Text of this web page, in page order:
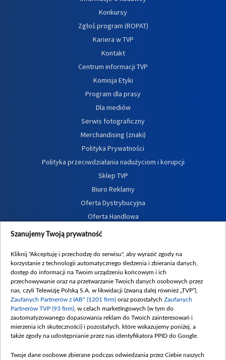
Konkursy
Zgłoś program (ROPAT)
Kariera w TVP
Kontakt
Centrum informacji TVP
Komisja Etyki
Program dla prasy
Dla mediów
Serwis fotograficzny
Merchandising (znaki)
Polityka Prywatności
Polityka przeciwdziałania nadużyciom i korupcji
Sklep TVP
Biuro Reklamy
Oferta Dystrybucyjna
Oferta Handlowa
Dostępność
Procedura zgłoszeń wewnętrznych
Szanujemy Twoją prywatność
Kliknij "Akceptuję i przechodzę do serwisu", aby wyrazić zgody na
korzystanie z technologii automatycznego śledzenia i zbierania danych,
dostęp do informacji na Twoim urządzeniu końcowym i ich
przechowywanie oraz na przetwarzanie Twoich danych osobowych przez
nas, czyli Telewizję Polską S.A. w likwidacji (zwaną dalej również „TVP”),
Zaufanych Partnerów z IAB* (1201 firm) oraz pozostałych Zaufanych
Partnerów TVP (93 firm) , w celach marketingowych (w tym do
zautomatyzowanego dopasowania reklam do Twoich zainteresowań i
mierzenia ich skuteczności) i pozostałych, które wskazujemy poniżej, a
także zgody na udostępnianie przez nas identyfikatora PPID do Google.
Twoje dane osobowe zbierane podczas odwiedzania przez Ciebie naszych